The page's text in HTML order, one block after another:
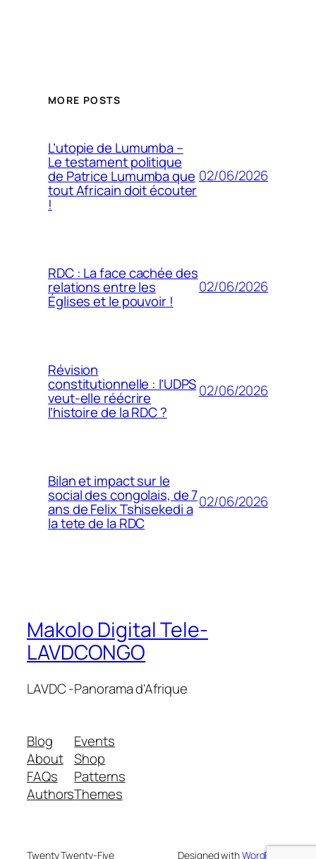
MORE POSTS
L’utopie de Lumumba –
Le testament politique
de Patrice Lumumba que
tout Africain doit écouter
!
02/06/2026
RDC : La face cachée des
relations entre les
Églises et le pouvoir !
02/06/2026
Révision
constitutionnelle : l’UDPS
veut-elle réécrire
l’histoire de la RDC ?
02/06/2026
Bilan et impact sur le
social des congolais, de 7
ans de Felix Tshisekedi a
la tete de la RDC
02/06/2026
Makolo Digital Tele-
LAVDCONGO
LAVDC -Panorama d'Afrique
Blog
About
FAQs
Authors
Events
Shop
Patterns
Themes
Twenty Twenty-Five Designed withWordPress